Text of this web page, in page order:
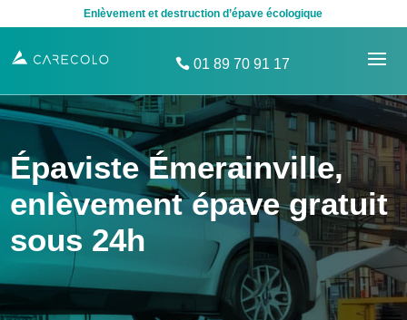
Enlèvement et destruction d’épave écologique
01 89 70 91 17
Épaviste Émerainville,
enlèvement épave gratuit
sous 24h